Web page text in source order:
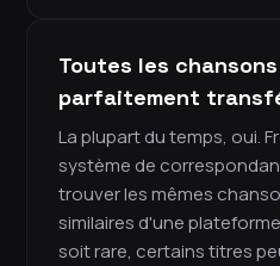
Toutes les
parfaitement
La plupart du temps, oui.
système de
trouver les mêmes
similaires d'une
soit rare, certains titres